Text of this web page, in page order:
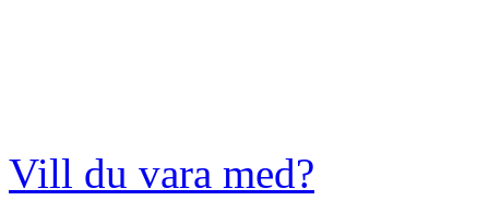
Vill du vara med?